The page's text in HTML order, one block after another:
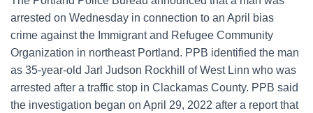
arrested on Wednesday in connection to an April bias
crime against the Immigrant and Refugee Community
Organization in northeast Portland. PPB identified the man
as 35-year-old Jarl Judson Rockhill of West Linn who was
arrested after a traffic stop in Clackamas County. PPB said
the investigation began on April 29, 2022 after a report that